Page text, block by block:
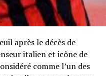
après le décès de
italien et icône de
comme l’un des